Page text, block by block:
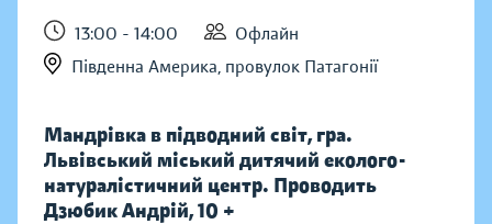
13:00 - 14:00
Офлайн
Південна Америка, провулок Патагонії
Мандрівка в підводний світ, гра.
Львівський міський дитячий еколого-
натуралістичний центр. Проводить
Дзюбик Андрій, 10 +